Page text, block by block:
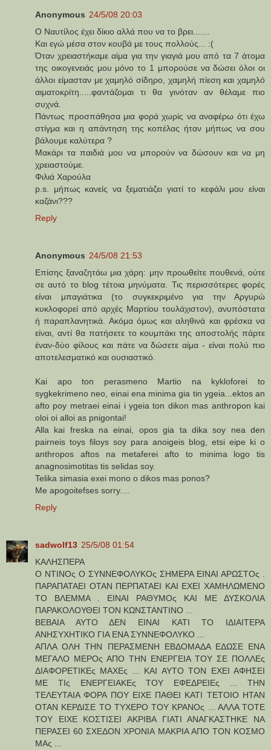
Anonymous 24/5/08 20:03
Ο Ναυτίλος έχει δίκιο αλλά που να το βρει.......
Και εγώ μέσα στον κουβά με τους πολλούς... :(
Όταν χρειαστήκαμε αίμα για την γιαγιά μου από τα 7 άτομα
της οικογενειάς μου μόνο το 1 μπορούσε να δώσει όλοι οι
άλλοι είμασταν με χαμηλό σίδηρο, χαμηλή πίεση και χαμηλό
αιματοκρίτη.....φαντάζομαι τι θα γινόταν αν θέλαμε πιο
συχνά.
Πάντως προσπάθησα μια φορά χωρίς να αναφέρω ότι έχω
στίγμα και η απάντηση της κοπέλας ήταν μήπως να σου
βάλουμε καλύτερα ?
Μακάρι τα παιδιά μου να μπορούν να δώσουν και να μη
χρειαστούμε.
Φιλιά Χαρούλα
p.s. μήπως κανείς να ξεματιάζει γιατί το κεφάλι μου είναι
καζάνι???
Reply
Anonymous 24/5/08 21:53
Επίσης ξαναζητάω μια χάρη: μην προωθείτε πουθενά, ούτε
σε αυτό το blog τέτοια μηνύματα. Τις περισσότερες φορές
είναι μπαγιάτικα (το συγκεκριμένο για την Αργυρώ
κυκλοφορεί από αρχές Μαρτίου τουλάχιστον), ανυπόστατα
ή παραπλανητικά. Ακόμα όμως και αληθινά και φρέσκα να
είναι, αντί θα πατήσετε το κουμπάκι της αποστολής πάρτε
έναν-δύο φίλους και πάτε να δώσετε αίμα - είναι πολύ πιο
αποτελεσματικό και ουσιαστικό.
Kai apo ton perasmeno Martio na kykloforei to
sygkekrimeno neo, einai ena minima gia tin ygeia...ektos an
afto poy metraei einai i ygeia ton dikon mas anthropon kai
oloi oi alloi as pnigontai!
Alla kai freska na einai, opos gia ta dika soy nea den
pairneis toys filoys soy para anoigeis blog, etsi eipe ki o
anthropos aftos na metaferei afto to minima logo tis
anagnosimotitas tis selidas soy.
Telika simasia exei mono o dikos mas ponos?
Me apogoitefses sorry....
Reply
sadwolf13 25/5/08 01:54
ΚΑΛΗΣΠΕΡΑ
Ο ΝΤΙΝΟς Ο ΣΥΝΝΕΦΟΛΥΚΟς ΣΗΜΕΡΑ ΕΙΝΑΙ ΑΡΩΣΤΟς .
ΠΑΡΑΠΑΤΑΕΙ ΟΤΑΝ ΠΕΡΠΑΤΑΕΙ ΚΑΙ ΕΧΕΙ ΧΑΜΗΛΩΜΕΝΟ
ΤΟ ΒΛΕΜΜΑ . ΕΙΝΑΙ ΡΑΘΥΜΟς ΚΑΙ ΜΕ ΔΥΣΚΟΛΙΑ
ΠΑΡΑΚΟΛΟΥΘΕΙ ΤΟΝ ΚΩΝΣΤΑΝΤΙΝΟ ...
ΒΕΒΑΙΑ ΑΥΤΟ ΔΕΝ ΕΙΝΑΙ ΚΑΤΙ ΤΟ ΙΔΙΑΙΤΕΡΑ
ΑΝΗΣΥΧΗΤΙΚΟ ΓΙΑ ΕΝΑ ΣΥΝΝΕΦΟΛΥΚΟ ...
ΑΠΛΑ ΟΛΗ ΤΗΝ ΠΕΡΑΣΜΕΝΗ ΕΒΔΟΜΑΔΑ ΕΔΩΣΕ ΕΝΑ
ΜΕΓΑΛΟ ΜΕΡΟς ΑΠΟ ΤΗΝ ΕΝΕΡΓΕΙΑ ΤΟΥ ΣΕ ΠΟΛΛΕς
ΔΙΑΦΟΡΕΤΙΚΕς ΜΑΧΕς ... ΚΑΙ ΑΥΤΟ ΤΟΝ ΕΧΕΙ ΑΦΗΣΕΙ
ΜΕ ΤΙς ΕΝΕΡΓΕΙΑΚΕς ΤΟΥ ΕΦΕΔΡΕΙΕς ... ΤΗΝ
ΤΕΛΕΥΤΑΙΑ ΦΟΡΑ ΠΟΥ ΕΙΧΕ ΠΑΘΕΙ ΚΑΤΙ ΤΕΤΟΙΟ ΗΤΑΝ
ΟΤΑΝ ΚΕΡΔΙΣΕ ΤΟ ΤΥΧΕΡΟ ΤΟΥ ΚΡΑΝΟς ... ΑΛΛΑ ΤΟΤΕ
ΤΟΥ ΕΙΧΕ ΚΟΣΤΙΣΕΙ ΑΚΡΙΒΑ ΓΙΑΤΙ ΑΝΑΓΚΑΣΤΗΚΕ ΝΑ
ΠΕΡΑΣΕΙ 60 ΣΧΕΔΟΝ ΧΡΟΝΙΑ ΜΑΚΡΙΑ ΑΠΟ ΤΟΝ ΚΟΣΜΟ
ΜΑς ...